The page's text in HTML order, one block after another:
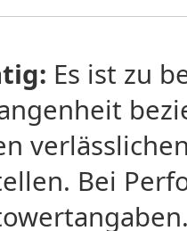
Es ist zu
Bei